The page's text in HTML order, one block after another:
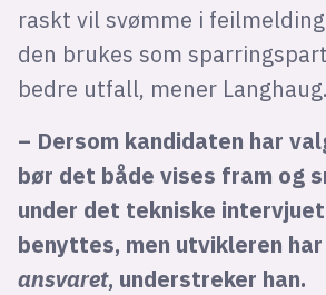
raskt vil svømme i
den brukes som
bedre utfall, mener Langhaug.
– Dersom kandidaten har
bør det både vises fram og
under det tekniske
benyttes, men utvikleren
ansvaret, understreker han.